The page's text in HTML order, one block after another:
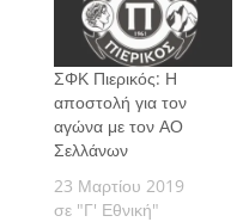
ΣΦΚ Πιερικός: Η
αποστολή για τον
αγώνα με τον ΑΟ
Σελλάνων
23 Μαρτίου 2019
σε "Γ' Εθνική"